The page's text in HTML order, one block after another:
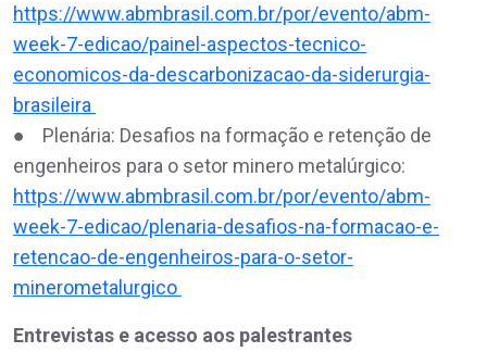
https://www.abmbrasil.com.br/por/evento/abm-
week-7-edicao/painel-aspectos-tecnico-
economicos-da-descarbonizacao-da-siderurgia-
brasileira
● Plenária: Desafios na formação e retenção de
engenheiros para o setor minero metalúrgico:
https://www.abmbrasil.com.br/por/evento/abm-
week-7-edicao/plenaria-desafios-na-formacao-e-
retencao-de-engenheiros-para-o-setor-
minerometalurgico
Entrevistas e acesso aos palestrantes